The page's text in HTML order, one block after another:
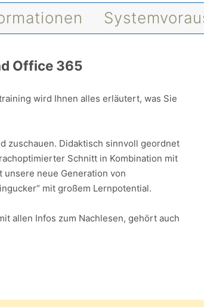
Office 365
wird Ihnen alles erläutert, was Sie
zuschauen. Didaktisch sinnvoll geordnet
Schnitt in Kombination mit
neue Generation von
mit großem Lernpotential.
allen Infos zum Nachlesen, gehört auch